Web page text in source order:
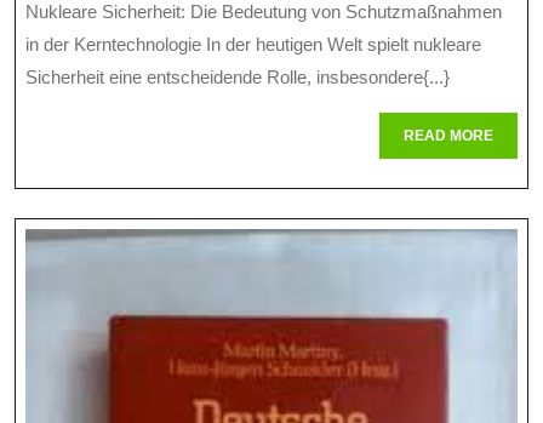
Nuklearer
Sicherheit
Modernen
Welt
2024
Nukleare Sicherheit: Die Bedeutung von Schutzmaßnahmen
in der Kerntechnologie In der heutigen Welt spielt nukleare
Sicherheit eine entscheidende Rolle, insbesondere{...}
READ MOREREAD
MORE